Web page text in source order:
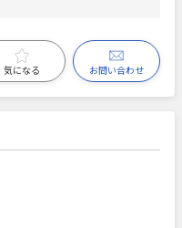
気になる お問い合わせ